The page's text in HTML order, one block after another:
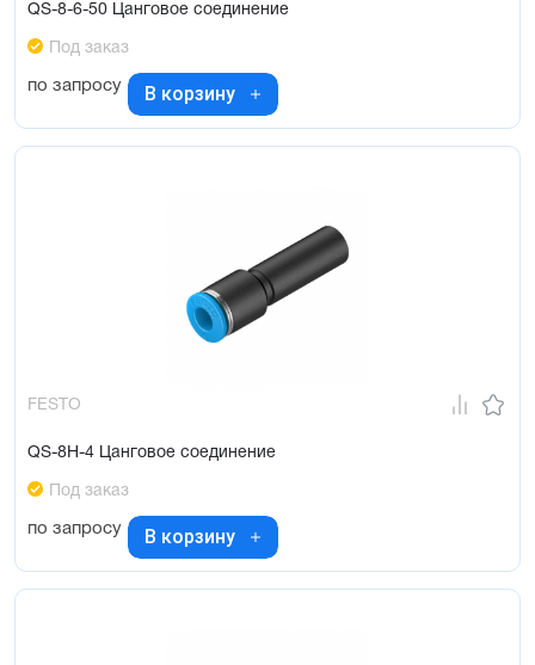
QS-8-6-50 Цанговое соединение
Под заказ
по запросу В корзину
FESTO
QS-8H-4 Цанговое соединение
Под заказ
по запросу В корзину